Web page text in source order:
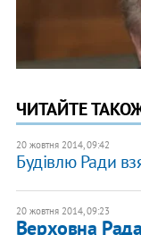
ЧИТАЙТЕ
20 жовтня 2014, 09:42
Будівлю Ради
20 жовтня 2014, 09:23
Верховна